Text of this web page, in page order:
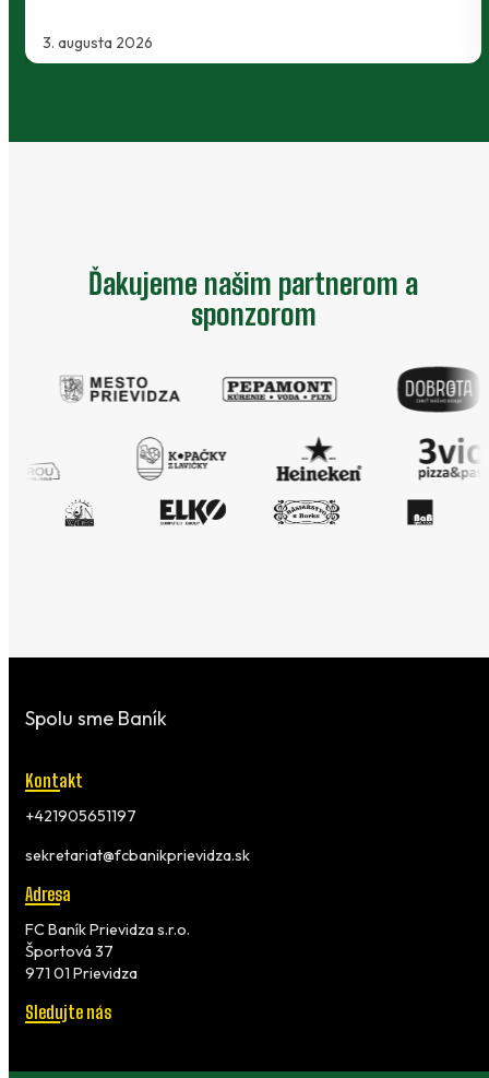
2. augusta 2026
Ďakujeme našim partnerom a
sponzorom
Spolu sme Baník
Kontakt
+421905651197
sekretariat@fcbanikprievidza.sk
Adresa
FC Baník Prievidza s.r.o.
Športová 37
971 01 Prievidza
Sledujte nás